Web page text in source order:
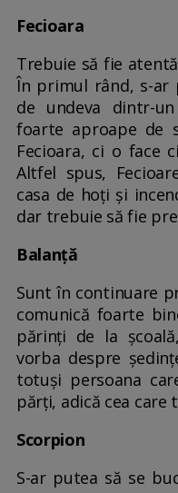
Fecioara
Trebuie să fie
În primul rând, s-ar
de undeva dintr-
foarte aproape de
Fecioara, ci o face
Altfel spus,
casa de hoți și
dar trebuie să fie
Balanță
Sunt în continuare
comunică foarte
părinți de la
vorba despre
totuși persoana
părți, adică cea care
Scorpion
S-ar putea să se